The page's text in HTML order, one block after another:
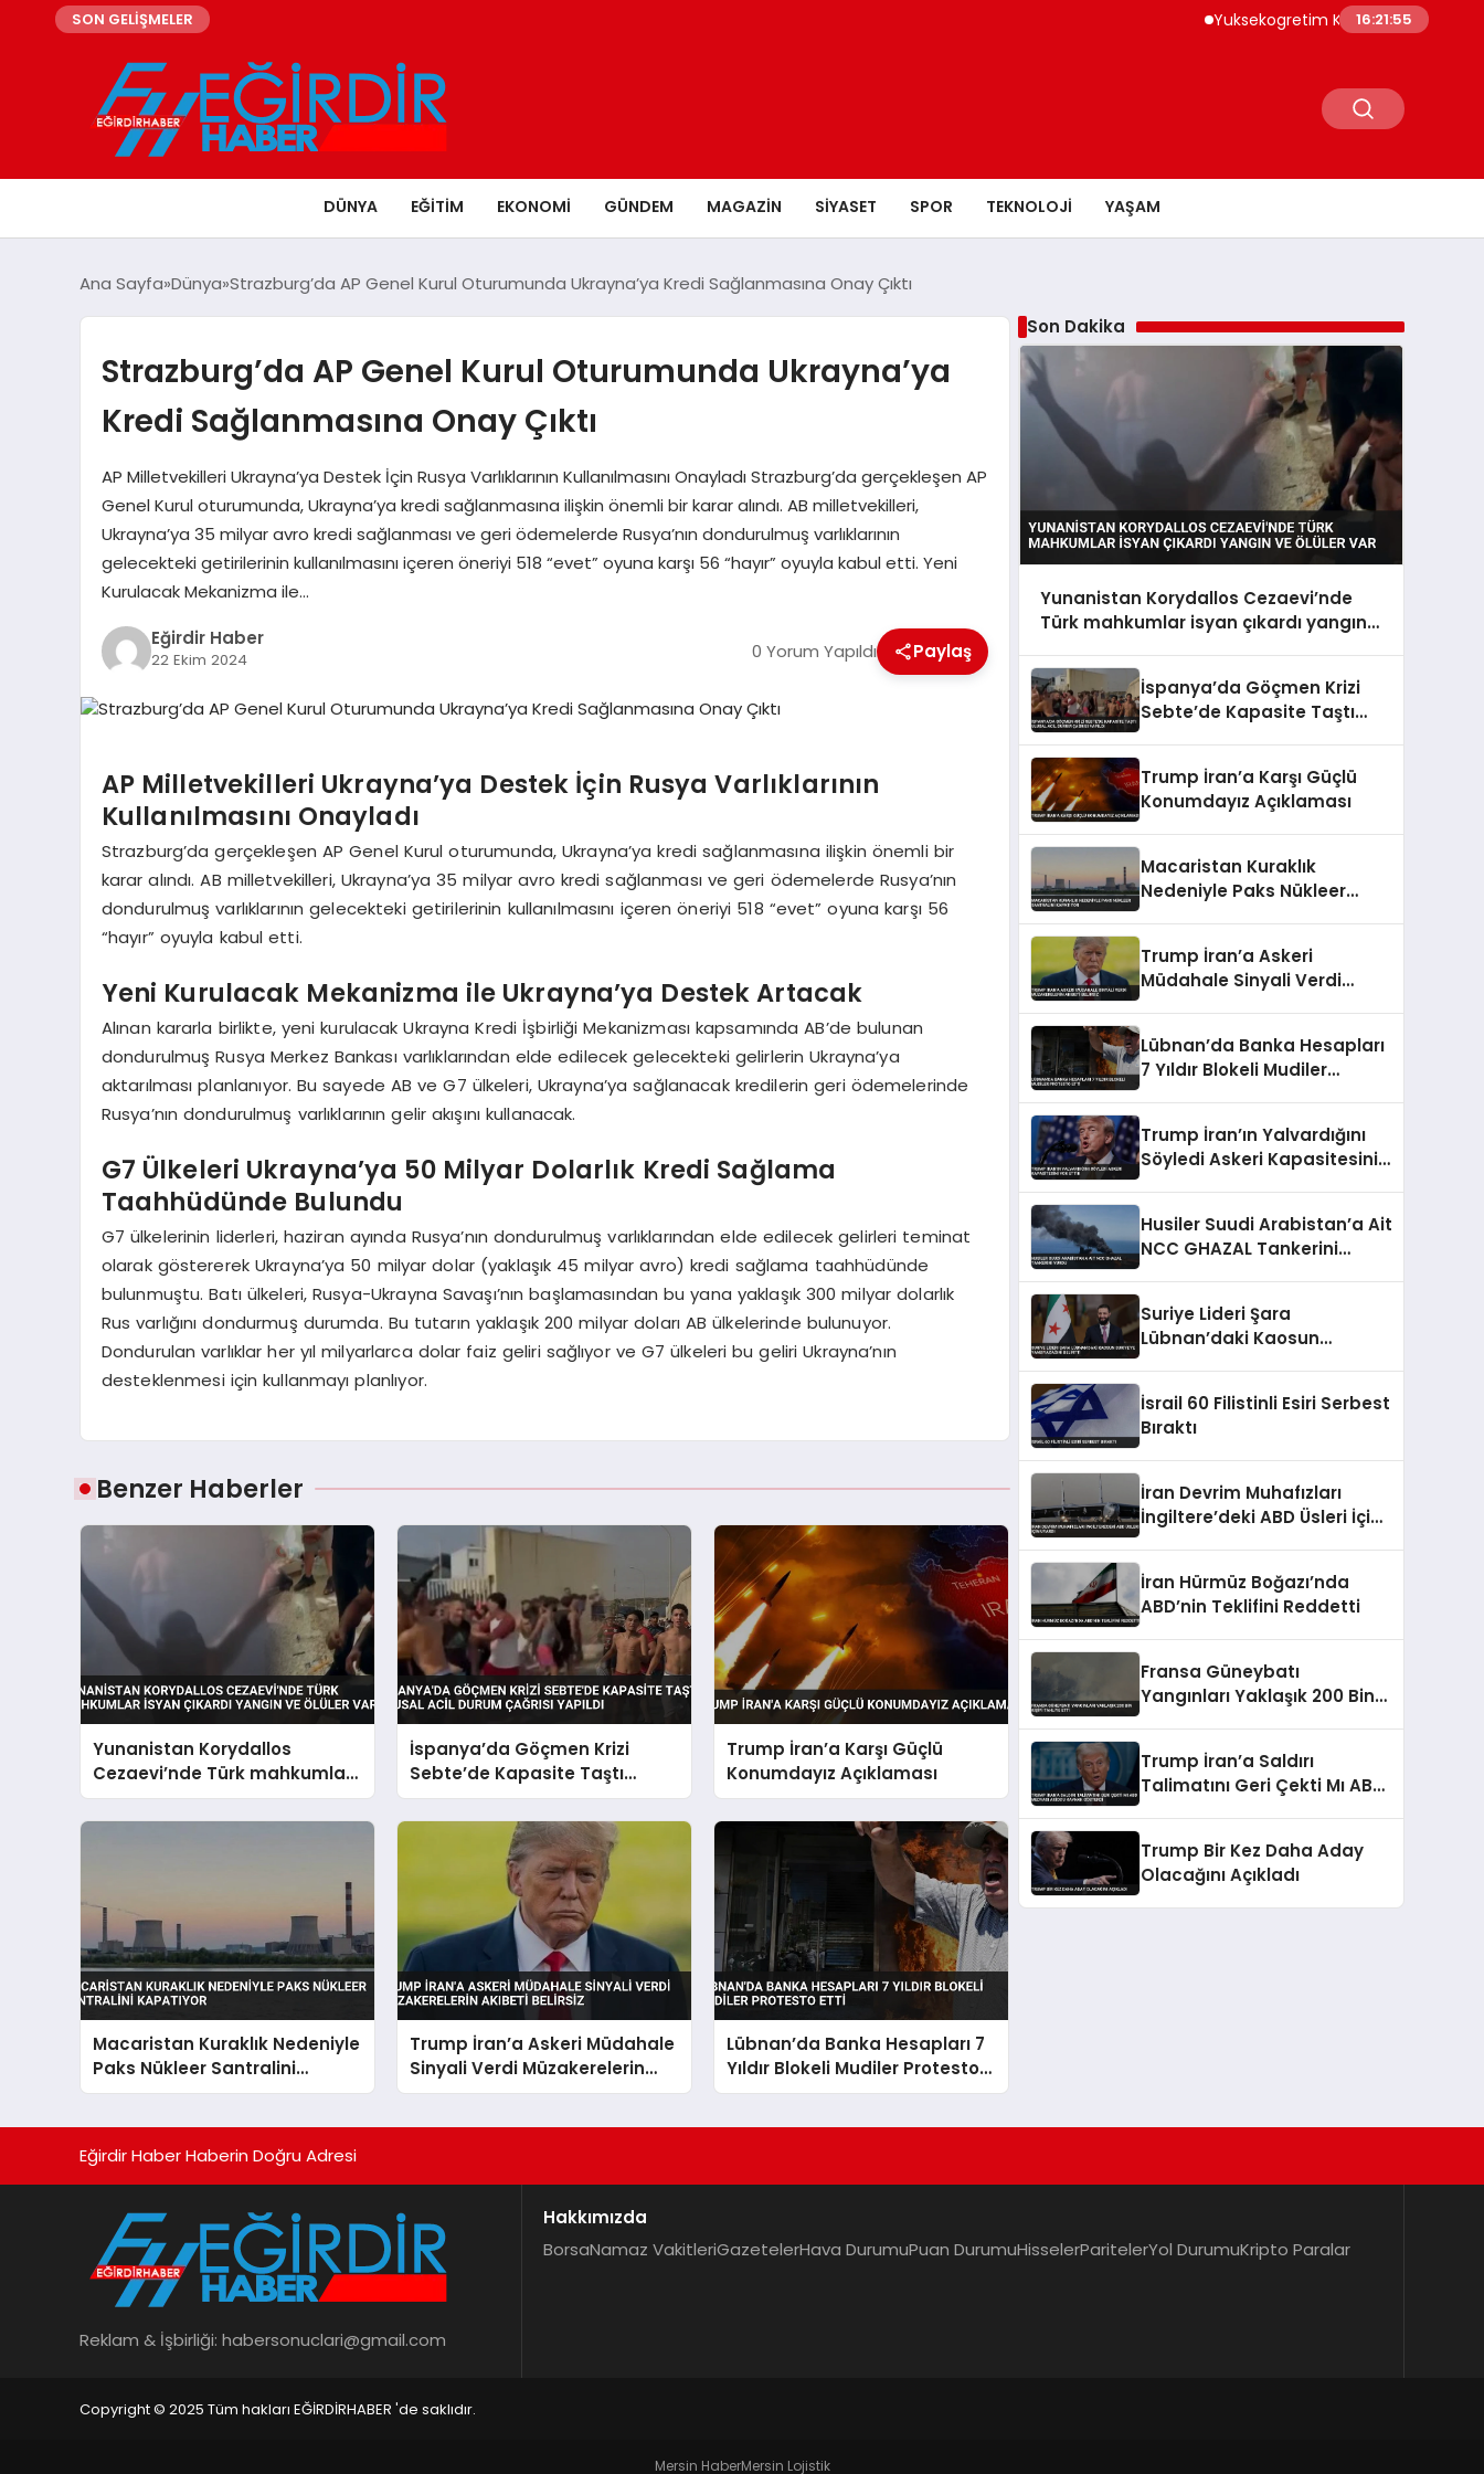
SON GELİŞMELER Yuksekogretim Kurumu Dijital
16:21:55
DÜNYA EĞITIM EKONOMI GÜNDEM MAGAZIN SIYASET SPOR TEKNOLOJI YAŞAM
Ana Sayfa Dünya Strazburg’da AP Genel Kurul Oturumunda Ukrayna’ya Kredi Sağlanmasına Onay Çıktı
Strazburg’da AP Genel Kurul Oturumunda Ukrayna’ya
Kredi Sağlanmasına Onay Çıktı
AP Milletvekilleri Ukrayna’ya Destek İçin Rusya Varlıklarının Kullanılmasını Onayladı Strazburg’da gerçekleşen AP
Genel Kurul oturumunda, Ukrayna’ya kredi sağlanmasına ilişkin önemli bir karar alındı. AB milletvekilleri,
Ukrayna’ya 35 milyar avro kredi sağlanması ve geri ödemelerde Rusya’nın dondurulmuş varlıklarının
gelecekteki getirilerinin kullanılmasını içeren öneriyi 518 “evet” oyuna karşı 56 “hayır” oyuyla kabul etti. Yeni
Kurulacak Mekanizma ile…
Eğirdir Haber
22 Ekim 2024 0 Yorum Yapıldı Paylaş
AP Milletvekilleri Ukrayna’ya Destek İçin Rusya Varlıklarının
Kullanılmasını Onayladı
Strazburg’da gerçekleşen AP Genel Kurul oturumunda, Ukrayna’ya kredi sağlanmasına ilişkin önemli bir
karar alındı. AB milletvekilleri, Ukrayna’ya 35 milyar avro kredi sağlanması ve geri ödemelerde Rusya’nın
dondurulmuş varlıklarının gelecekteki getirilerinin kullanılmasını içeren öneriyi 518 “evet” oyuna karşı 56
“hayır” oyuyla kabul etti.
Yeni Kurulacak Mekanizma ile Ukrayna’ya Destek Artacak
Alınan kararla birlikte, yeni kurulacak Ukrayna Kredi İşbirliği Mekanizması kapsamında AB’de bulunan
dondurulmuş Rusya Merkez Bankası varlıklarından elde edilecek gelecekteki gelirlerin Ukrayna’ya
aktarılması planlanıyor. Bu sayede AB ve G7 ülkeleri, Ukrayna’ya sağlanacak kredilerin geri ödemelerinde
Rusya’nın dondurulmuş varlıklarının gelir akışını kullanacak.
G7 Ülkeleri Ukrayna’ya 50 Milyar Dolarlık Kredi Sağlama
Taahhüdünde Bulundu
G7 ülkelerinin liderleri, haziran ayında Rusya’nın dondurulmuş varlıklarından elde edilecek gelirleri teminat
olarak göstererek Ukrayna’ya 50 milyar dolar (yaklaşık 45 milyar avro) kredi sağlama taahhüdünde
bulunmuştu. Batı ülkeleri, Rusya-Ukrayna Savaşı’nın başlamasından bu yana yaklaşık 300 milyar dolarlık
Rus varlığını dondurmuş durumda. Bu tutarın yaklaşık 200 milyar doları AB ülkelerinde bulunuyor.
Dondurulan varlıklar her yıl milyarlarca dolar faiz geliri sağlıyor ve G7 ülkeleri bu geliri Ukrayna’nın
desteklenmesi için kullanmayı planlıyor.
Benzer Haberler
Yunanistan Korydallos
Cezaevi’nde Türk mahkumlar
isyan çıkardı yangın ve ölüler
var
İspanya’da Göçmen Krizi
Sebte’de Kapasite Taştı
Ulusal Acil Durum Çağrısı
Yapıldı
Trump İran’a Karşı Güçlü
Konumdayız Açıklaması
Macaristan Kuraklık Nedeniyle
Paks Nükleer Santralini
Kapatıyor
Trump İran’a Askeri Müdahale
Sinyali Verdi Müzakerelerin
Akıbeti Belirsiz
Lübnan’da Banka Hesapları 7
Yıldır Blokeli Mudiler Protesto
Etti
Son Dakika
Yunanistan Korydallos Cezaevi’nde
Türk mahkumlar isyan çıkardı yangın
İspanya’da Göçmen Krizi
Sebte’de Kapasite Taştı
Trump İran’a Karşı Güçlü
Konumdayız Açıklaması
Macaristan Kuraklık
Nedeniyle Paks Nükleer
Trump İran’a Askeri
Müdahale Sinyali Verdi
Lübnan’da Banka Hesapları
7 Yıldır Blokeli Mudiler
Trump İran’ın Yalvardığını
Söyledi Askeri Kapasitesini
Husiler Suudi Arabistan’a Ait
NCC GHAZAL Tankerini
Suriye Lideri Şara
Lübnan’daki Kaosun
İsrail 60 Filistinli Esiri Serbest
Bıraktı
İran Devrim Muhafızları
İngiltere’deki ABD Üsleri İçin
İran Hürmüz Boğazı’nda
ABD’nin Teklifini Reddetti
Fransa Güneybatı
Yangınları Yaklaşık 200 Bin
Trump İran’a Saldırı
Talimatını Geri Çekti Mı ABD
Trump Bir Kez Daha Aday
Olacağını Açıkladı
Eğirdir Haber Haberin Doğru Adresi
Reklam & İşbirliği: habersonuclari@gmail.com
Hakkımızda
BorsaNamaz VakitleriGazetelerHava DurumuPuan DurumuHisselerParitelerYol DurumuKripto Paralar
Copyright © 2025 Tüm hakları EĞİRDİRHABER 'de saklıdır.
Mersin HaberMersin Lojistik